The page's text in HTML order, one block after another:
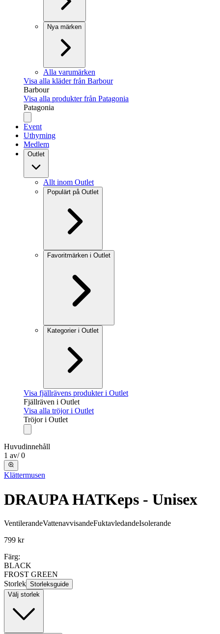
Nya märken
Alla varumärken
Visa alla kläder från Barbour
Barbour
Visa alla produkter från Patagonia
Patagonia
Event
Uthyrning
Medlem
Outlet
Allt inom Outlet
Populärt på Outlet
Favoritmärken i Outlet
Kategorier i Outlet
Visa fjällrävens produkter i Outlet
Fjällräven i Outlet
Visa alla tröjor i Outlet
Tröjor i Outlet
Huvudinnehåll
1 av/ 0
Klättermusen
DRAUPA HATKeps - Unisex
VentilerandeVattenavvisandeFuktavledandeIsolerande
799 kr
Färg:
BLACK
FROST GREEN
Storlek Storleksguide
Välj storlek